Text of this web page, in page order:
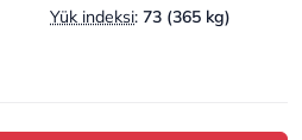
Yük indeksi: 73 (365 kg)